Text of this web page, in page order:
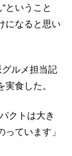
ということ
になると思い
ルメ担当記
食した。
クトは大き
っています」